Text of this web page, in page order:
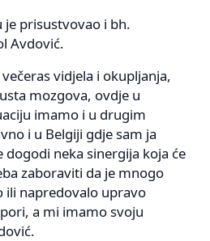
prisustvovao i bh.
Avdović.
vidjela i okupljanja,
mozgova, ovdje u
imamo i u drugim
i u Belgiji gdje sam ja
dogodi neka sinergija koja će
zaboraviti da je mnogo
ili napredovalo upravo
a mi imamo svoju